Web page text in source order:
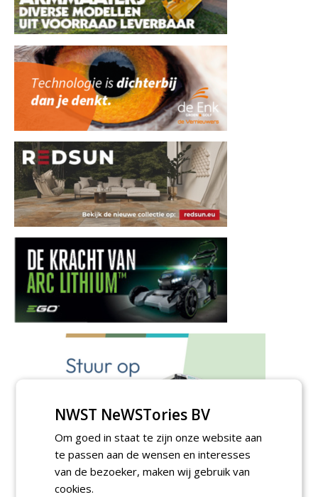
NWST NeWSTories BV
Om goed in staat te zijn onze website aan
te passen aan de wensen en interesses
van de bezoeker, maken wij gebruik van
cookies.